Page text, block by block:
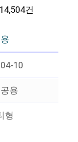
14,504건
10
용
형